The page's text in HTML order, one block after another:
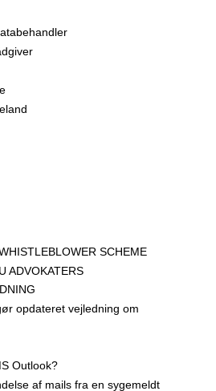
SCHEME
ADVOKATERS
opdateret vejledning om
Outlook?
af mails fra en sygemeldt